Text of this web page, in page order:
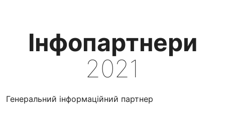
Інфопартнери
2021
Генеральний інформаційний партнер